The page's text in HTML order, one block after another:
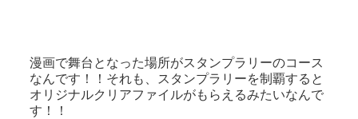
漫画で舞台となった場所がスタンプラリーのコース
なんです！！それも、スタンプラリーを制覇すると
オリジナルクリアファイルがもらえるみたいなんで
す！！